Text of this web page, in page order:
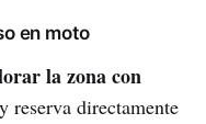
en moto
la zona con
reserva directamente